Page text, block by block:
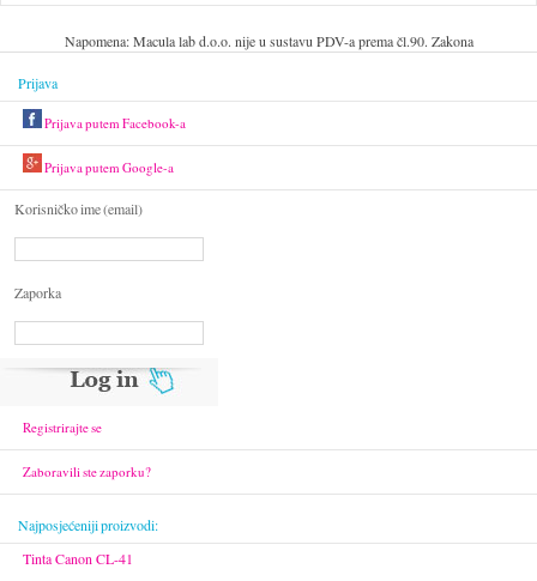
Napomena: Macula lab d.o.o. nije u sustavu PDV-a prema čl.90. Zakona
Prijava
Prijava putem Facebook-a
Prijava putem Google-a
Korisničko ime (email)
Zaporka
Registrirajte se
Zaboravili ste zaporku?
Najposjećeniji proizvodi:
Tinta Canon CL-41